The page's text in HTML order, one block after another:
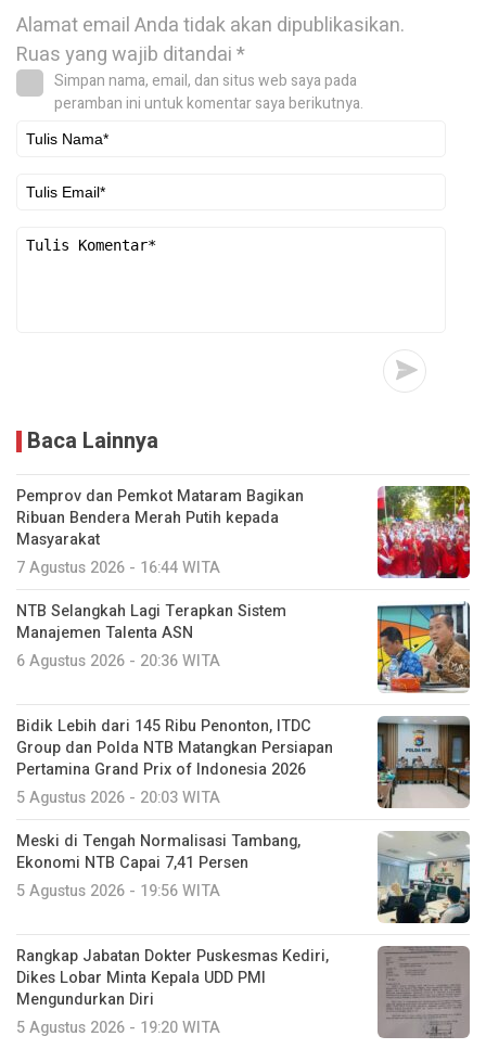
Alamat email Anda tidak akan dipublikasikan.
Ruas yang wajib ditandai*
Simpan nama, email, dan situs web saya pada
peramban ini untuk komentar saya berikutnya.
Baca Lainnya
Pemprov dan Pemkot Mataram Bagikan
Ribuan Bendera Merah Putih kepada
Masyarakat
7 Agustus 2026 - 16:44 WITA
NTB Selangkah Lagi Terapkan Sistem
Manajemen Talenta ASN
6 Agustus 2026 - 20:36 WITA
Bidik Lebih dari 145 Ribu Penonton, ITDC
Group dan Polda NTB Matangkan Persiapan
Pertamina Grand Prix of Indonesia 2026
5 Agustus 2026 - 20:03 WITA
Meski di Tengah Normalisasi Tambang,
Ekonomi NTB Capai 7,41 Persen
5 Agustus 2026 - 19:56 WITA
Rangkap Jabatan Dokter Puskesmas Kediri,
Dikes Lobar Minta Kepala UDD PMI
Mengundurkan Diri
5 Agustus 2026 - 19:20 WITA